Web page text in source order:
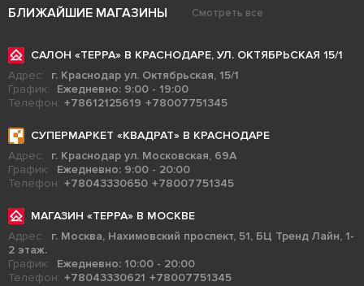
БЛИЖАЙШИЕ МАГАЗИНЫ Смотреть все
САЛОН «ТЕРРА» В КРАСНОДАРЕ, УЛ. ОКТЯБРЬСКАЯ 15/1
Адрес:
г. Краснодар ул. Октябрьская, 15/1
График:
Ежедневно: 9:00 - 19:00
Телефон: +78612125619 +78007751345
СУПЕРМАРКЕТ «КВАДРАТ» В КРАСНОДАРЕ
Адрес:
г. Краснодар ул. Московская, 69А
График:
Ежедневно: 9:00 - 20:00
Телефон: +78043330650 +78007751345
МАГАЗИН «ТЕРРА» В МОСКВЕ
Адрес:
г. Москва, Нахимовский проспект, 51, БЦ Тренд Лайн, 1-
2 этаж.
График:
Ежедневно: 10:00 - 20:00
Телефон: +78043330621 +78007751345